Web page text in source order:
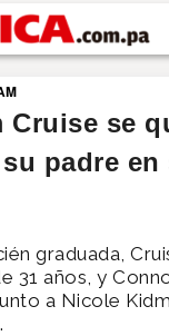
Cruise se
padre en
graduada,
31 años, y
a Nicole